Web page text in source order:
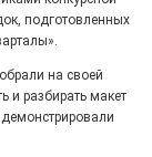
к
подготовленных
на своей
и разбирать макет